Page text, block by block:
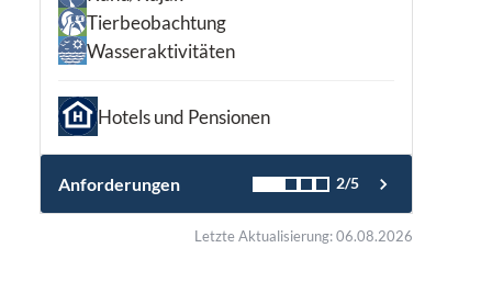
Tierbeobachtung
Wasseraktivitäten
Hotels und Pensionen
Anforderungen 2/5
Letzte Aktualisierung: 06.08.2026